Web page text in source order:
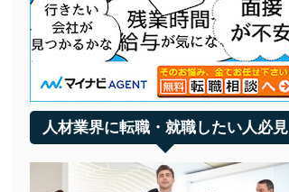
人材業界に転職・就職したい人必見